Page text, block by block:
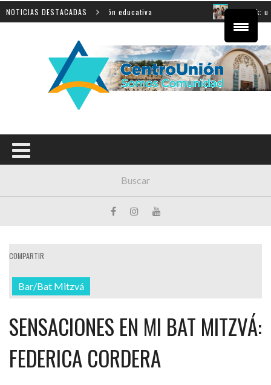
NOTICIAS DESTACADAS
sobre innovación educativa Shahak: una
COMPARTIR
Bar/Bat Mitzvá
SENSACIONES EN MI BAT MITZVÁ:
FEDERICA CORDERA